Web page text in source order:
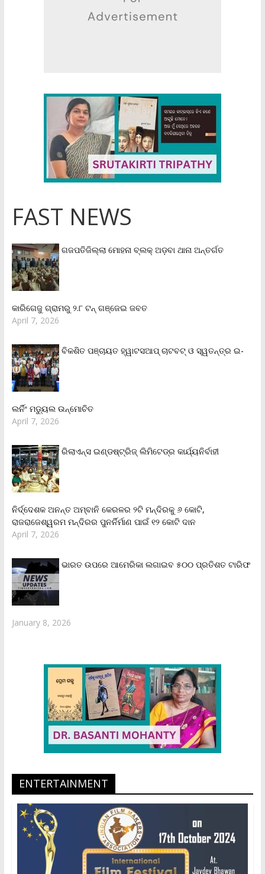
FAST NEWS
ଗଜପତିଜିଲ୍ଲା ମୋହନା ବ୍ଲକ୍‌ ଅଡ଼ବା ଥାନା ଅନ୍ତର୍ଗତ
କାରିଗେଜୁ ଗ୍ରାମରୁ ୨.୮ ଟନ୍ ଗଞ୍ଜେଇ ଜବତ
April 7, 2026
ବିକଶିତ ପଞ୍ଚାୟତ ହ୍ୱାଟସଆପ୍ ଚାଟବଟ୍ ଓ ସ୍ୱତନ୍ତ୍ର ଇ-
ଲର୍ନିଂ ମଡ୍ୟୁଲ ଉନ୍ମୋଚିତ
April 7, 2026
ରିଲାଏନ୍‌ସ ଇଣ୍ଡଷ୍ଟ୍ରିଜ୍ ଲିମିଟେଡ୍‌ର କାର୍ଯ୍ୟନିର୍ବାହୀ
ନିର୍ଦ୍ଦେଶକ ଅନନ୍ତ ଅମ୍ବାନି କେରଳର ୨ଟି ମନ୍ଦିରକୁ ୬ କୋଟି,
ରାଜରାଜେଶ୍ୱରମ ମନ୍ଦିରର ପୁନର୍ନିର୍ମାଣ ପାଇଁ ୧୨ କୋଟି ଦାନ
April 7, 2026
ଭାରତ ଉପରେ ଆମେରିକା ଲଗାଇବ ୫୦୦ ପ୍ରତିଶତ ଟାରିଫ
January 8, 2026
ENTERTAINMENT